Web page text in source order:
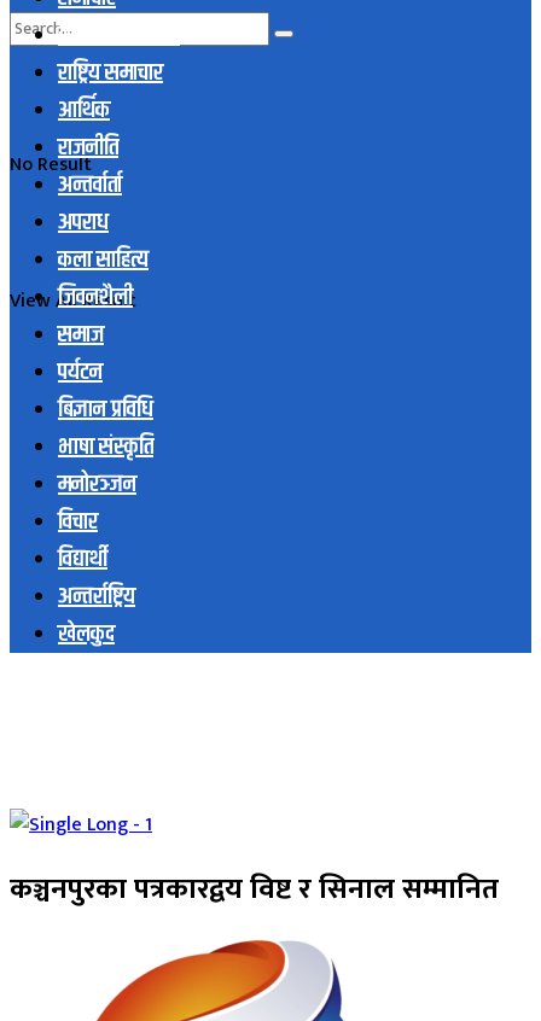
No Result
View All Result
स्थानिय समाचार
राष्ट्रिय समाचार
आर्थिक
राजनीति
अन्तर्वार्ता
अपराध
कला साहित्य
जिवनशैली
समाज
पर्यटन
बिज्ञान प्रविधि
भाषा संस्कृति
मनोरञ्जन
विचार
विद्यार्थी
अन्तर्राष्ट्रिय
खेलकुद
कञ्चनपुरका पत्रकारद्वय विष्ट र सिनाल सम्मानित